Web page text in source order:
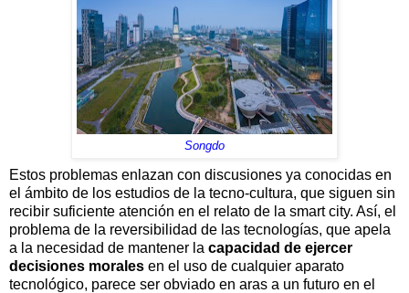
Songdo
Estos problemas enlazan con discusiones ya conocidas en
el ámbito de los estudios de la tecno-cultura, que siguen sin
recibir suficiente atención en el relato de la smart city. Así, el
problema de la reversibilidad de las tecnologías, que apela
a la necesidad de mantener la capacidad de ejercer
decisiones morales en el uso de cualquier aparato
tecnológico, parece ser obviado en aras a un futuro en el